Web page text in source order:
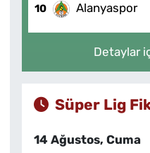
10 Alanyaspor
Detaylar
Süper Lig
14 Ağustos, Cuma